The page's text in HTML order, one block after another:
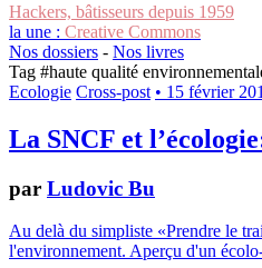
Hackers, bâtisseurs depuis 1959
la une : Creative Commons
Nos dossiers - Nos livres
Tag #haute qualité
Ecologie Cross-post • 15 février
La SNCF et
par Ludovic Bu
Au delà du simpliste «Prendre le
l'environnement. Aperçu d'un